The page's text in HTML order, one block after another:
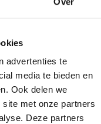
advertenties te
media te bieden en
Ook delen we
met onze partners
Deze partners
Marco
het door